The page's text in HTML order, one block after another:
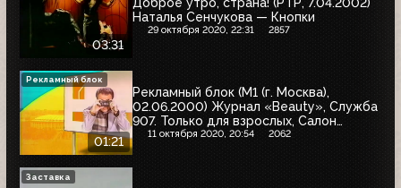
03:31
Наталья Сенчукова — Кнопки
29 октября 2020, 22:31 2857
01:21
Рекламный блок (М1 (г. Москва),
02.06.2000) Журнал «Beauty», Служба
907. Только для взрослых, Салон
«МАКСимыч»
11 октября 2020, 20:54 2062
Рекламный блок
Заставка